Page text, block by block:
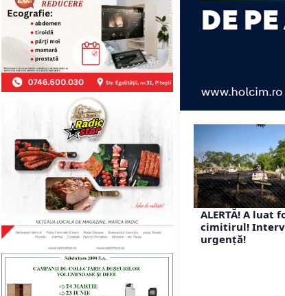
ALERTĂ! A luat
cimitirul!
urgență!